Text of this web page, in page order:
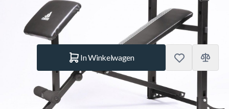
AD.ADBE-10346
€ 249,99 Op voorraad
In Winkelwagen
Korte Beschrijving